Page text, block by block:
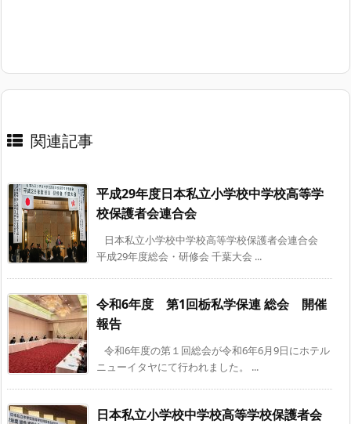
関連記事
平成29年度日本私立小学校中学校高等学
校保護者会連合会
日本私立小学校中学校高等学校保護者会連合会
平成29年度総会・研修会 千葉大会 ...
令和6年度 第1回栃私学保連 総会 開催
報告
令和6年度の第１回総会が令和6年6月9日にホテル
ニューイタヤにて行われました。 ...
日本私立小学校中学校高等学校保護者会